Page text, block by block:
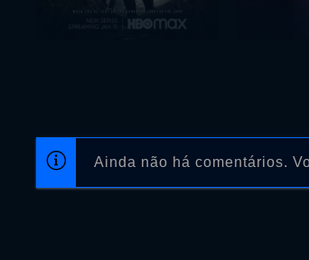
Ainda não há comentários.